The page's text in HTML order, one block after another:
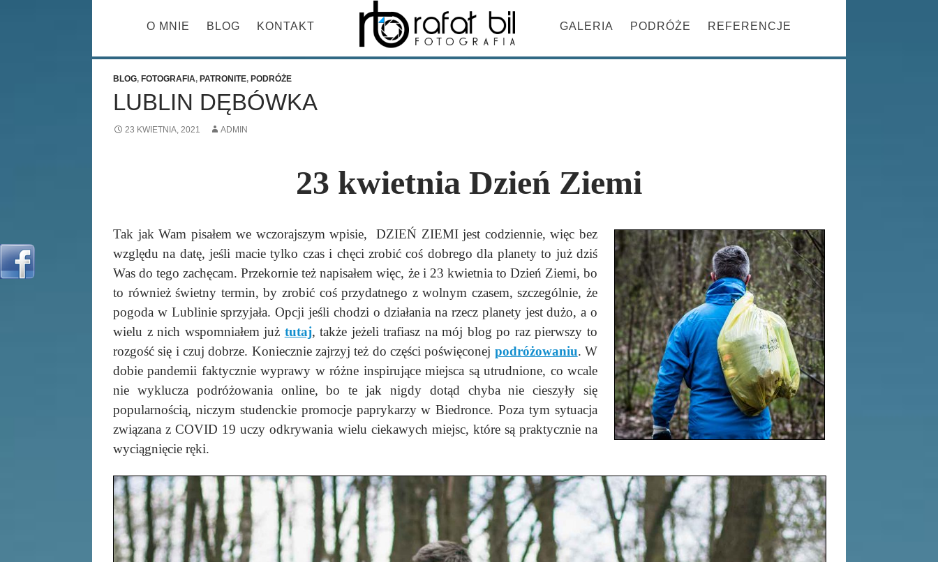
PRZESKOCZ DO TREŚCI
O MNIE BLOG KONTAKT GALERIA PODRÓŻE REFERENCJE
BLOG, FOTOGRAFIA, PATRONITE, PODRÓŻE
LUBLIN DĘBÓWKA
23 KWIETNIA, 2021 ADMIN
23 kwietnia Dzień Ziemi
Tak jak Wam pisałem we wczorajszym wpisie, DZIEŃ ZIEMI jest codziennie, więc bez
względu na datę, jeśli macie tylko czas i chęci zrobić coś dobrego dla planety to już dziś
Was do tego zachęcam. Przekornie też napisałem więc, że i 23 kwietnia to Dzień Ziemi, bo
to również świetny termin, by zrobić coś przydatnego z wolnym czasem, szczególnie, że
pogoda w Lublinie sprzyjała. Opcji jeśli chodzi o działania na rzecz planety jest dużo, a o
wielu z nich wspomniałem już tutaj, także jeżeli trafiasz na mój blog po raz pierwszy to
rozgość się i czuj dobrze. Koniecznie zajrzyj też do części poświęconej podróżowaniu. W
dobie pandemii faktycznie wyprawy w różne inspirujące miejsca są utrudnione, co wcale
nie wyklucza podróżowania online, bo te jak nigdy dotąd chyba nie cieszyły się
popularnością, niczym studenckie promocje paprykarzy w Biedronce. Poza tym sytuacja
związana z COVID 19 uczy odkrywania wielu ciekawych miejsc, które są praktycznie na
wyciągnięcie ręki.